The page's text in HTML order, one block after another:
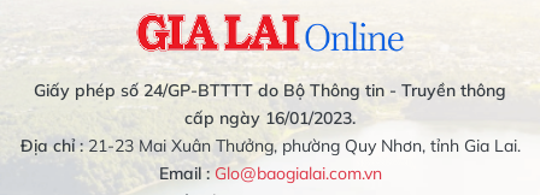
Giấy phép số 24/GP-BTTTT do Bộ Thông tin - Truyền thông
cấp ngày 16/01/2023.
Địa chỉ :21-23 Mai Xuân Thưởng, phường Quy Nhơn, tỉnh Gia Lai.
Email : Glo@baogialai.com.vn